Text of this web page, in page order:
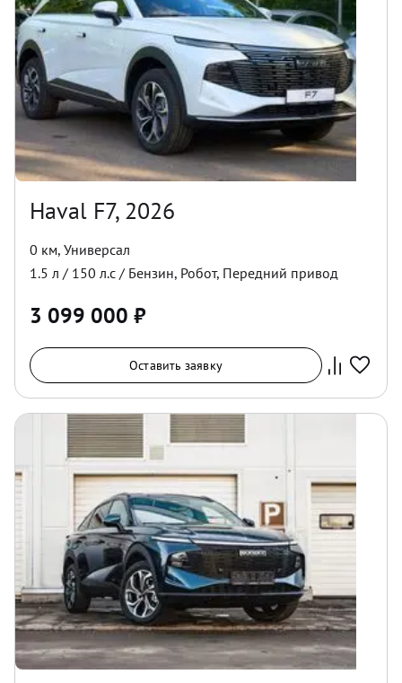
Haval F7, 2026
0 км, Универсал
1.5 л / 150 л.с / Бензин, Робот, Передний привод
3 099 000 ₽
Оставить заявку